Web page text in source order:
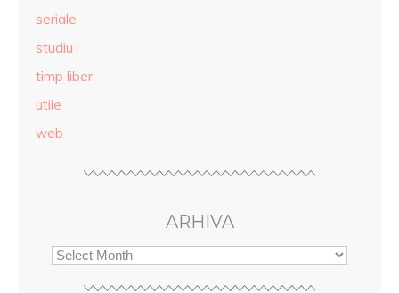
seriale
studiu
timp liber
utile
web
ARHIVA